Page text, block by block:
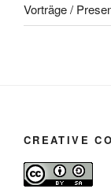
Vorträge /
CREATIVE